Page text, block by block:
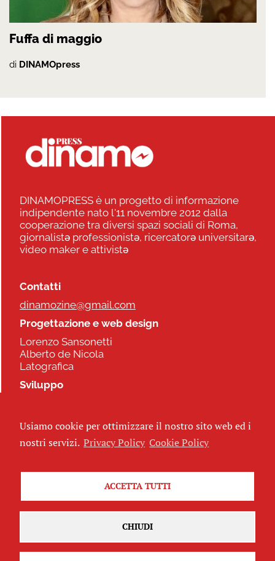
Fuffa di maggio
di DINAMOpress
DINAMOPRESS è un progetto di informazione
indipendente nato l'11 novembre 2012 dalla
cooperazione tra diversi spazi sociali di Roma,
giornalistə professionistə, ricercatorə universitarə,
video maker e attivistə
Contatti
dinamozine@gmail.com
Progettazione e web design
Lorenzo Sansonetti
Alberto de Nicola
Latografica
Sviluppo
Seguici
Iscriviti alla newsletter
Usiamo cookie per ottimizzare il nostro sito web ed i
nostri servizi. Privacy Policy Cookie Policy
ACCETTA TUTTI
CHIUDI